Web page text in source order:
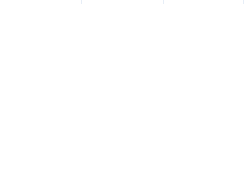
ИП Дёмин Даниил Владимирович